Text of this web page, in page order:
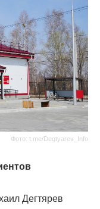
Фото: t.me/Degtyarev_Info
Дегтярев